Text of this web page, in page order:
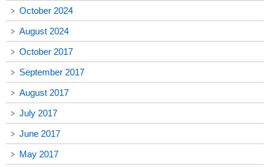
October 2024
August 2024
October 2017
September 2017
August 2017
July 2017
June 2017
May 2017